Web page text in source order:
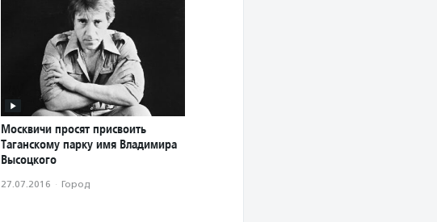
Москвичи просят присвоить
Таганскому парку имя Владимира
Высоцкого
27.07.2016 · Город